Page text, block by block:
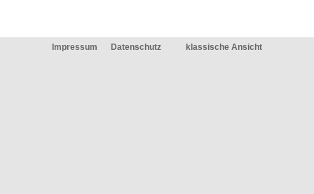
Impressum Datenschutz klassische Ansicht